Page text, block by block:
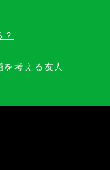
考える友人